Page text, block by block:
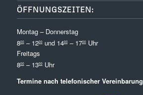
ÖFFNUNGSZEITEN:
Montag – Donnerstag
800– 1200und 1400– 1700Uhr
Freitags
800– 1300Uhr
Termine nach telefonischer Vereinbarung